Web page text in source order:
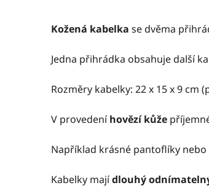
Kožená kabelka se dvěma
Jedna přihrádka obsahuje další
Rozměry kabelky: 22 x 15 x 9 cm
V provedeníhovězí kůže
Například krásné pantoflíky
Kabelky majídlouhý